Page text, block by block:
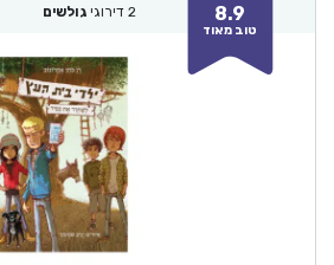
8.9
טוב מאוד
2 דירוגי גולשים